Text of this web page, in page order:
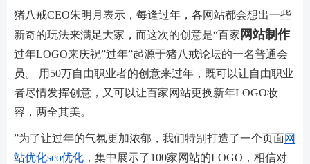
猪八戒CEO朱明月表示，每逢过年，各网站都会想出一些
新奇的玩法来满足大家，而这次的创意是“百家 网站制作
过年LOGO来庆祝”过年”起源于猪八戒论坛的一名普通会
员。 用50万自由职业者的创意来过年，既可以让自由职业
者尽情发挥创意，又可以让百家网站更换新年LOGO妆
容，两全其美。
”为了让过年的气氛更加浓郁，我们特别打造了一个页面网
站优化seo优化 ，集中展示了100家网站的LOGO，相信对